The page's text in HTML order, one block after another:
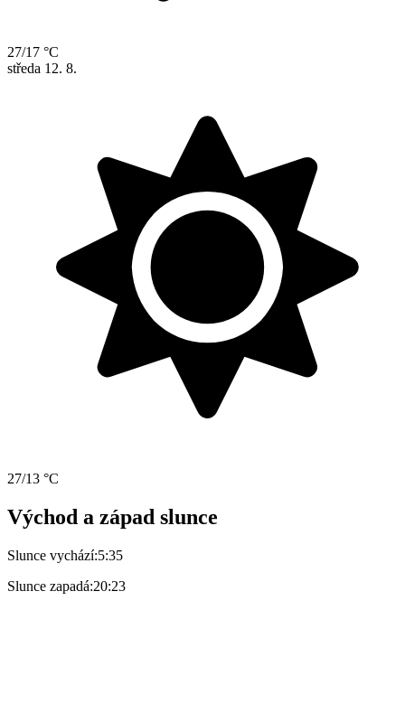
27/17 °C
středa 12. 8.
27/13 °C
Východ a západ slunce
Slunce vychází:5:35
Slunce zapadá:20:23